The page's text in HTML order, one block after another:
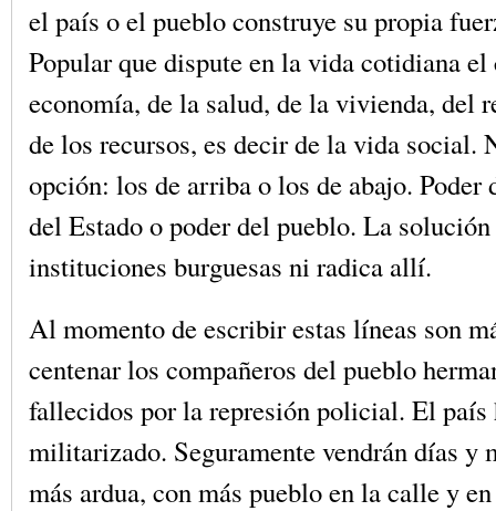
el país o el pueblo construye su propia
Popular que dispute en la vida cotidiana
economía, de la salud, de la vivienda, del
de los recursos, es decir de la vida social.
opción: los de arriba o los de abajo. Poder
del Estado o poder del pueblo. La
instituciones burguesas ni radica allí.
Al momento de escribir estas líneas son
centenar los compañeros del pueblo
fallecidos por la represión policial. El país
militarizado. Seguramente vendrán días y
más ardua, con más pueblo en la calle y